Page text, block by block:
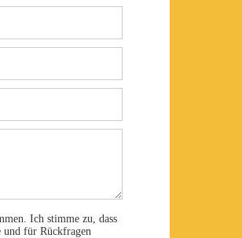
Ich stimme zu, dass
für Rückfragen